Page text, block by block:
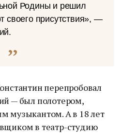
Родины и решил
своего присутствия», —
перепробовал
— был полотером,
музыкантом. А в 18 лет
в театр-студию